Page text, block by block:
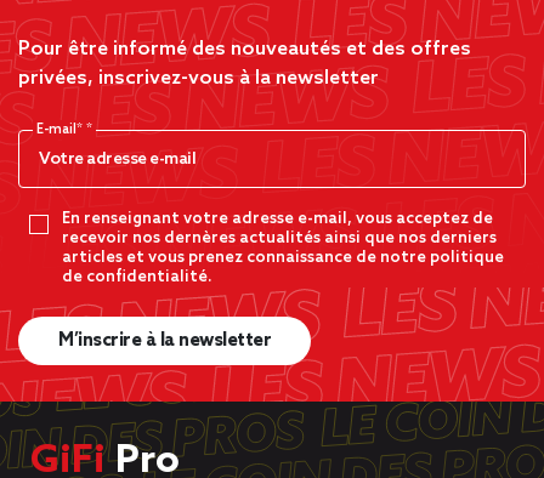
Pour être informé des nouveautés et des offres
privées, inscrivez-vous à la newsletter
E-mail*
En renseignant votre adresse e-mail, vous acceptez de
recevoir nos dernères actualités ainsi que nos derniers
articles et vous prenez connaissance de notre politique
de confidentialité.
M’inscrire à la newsletter
GiFiPro